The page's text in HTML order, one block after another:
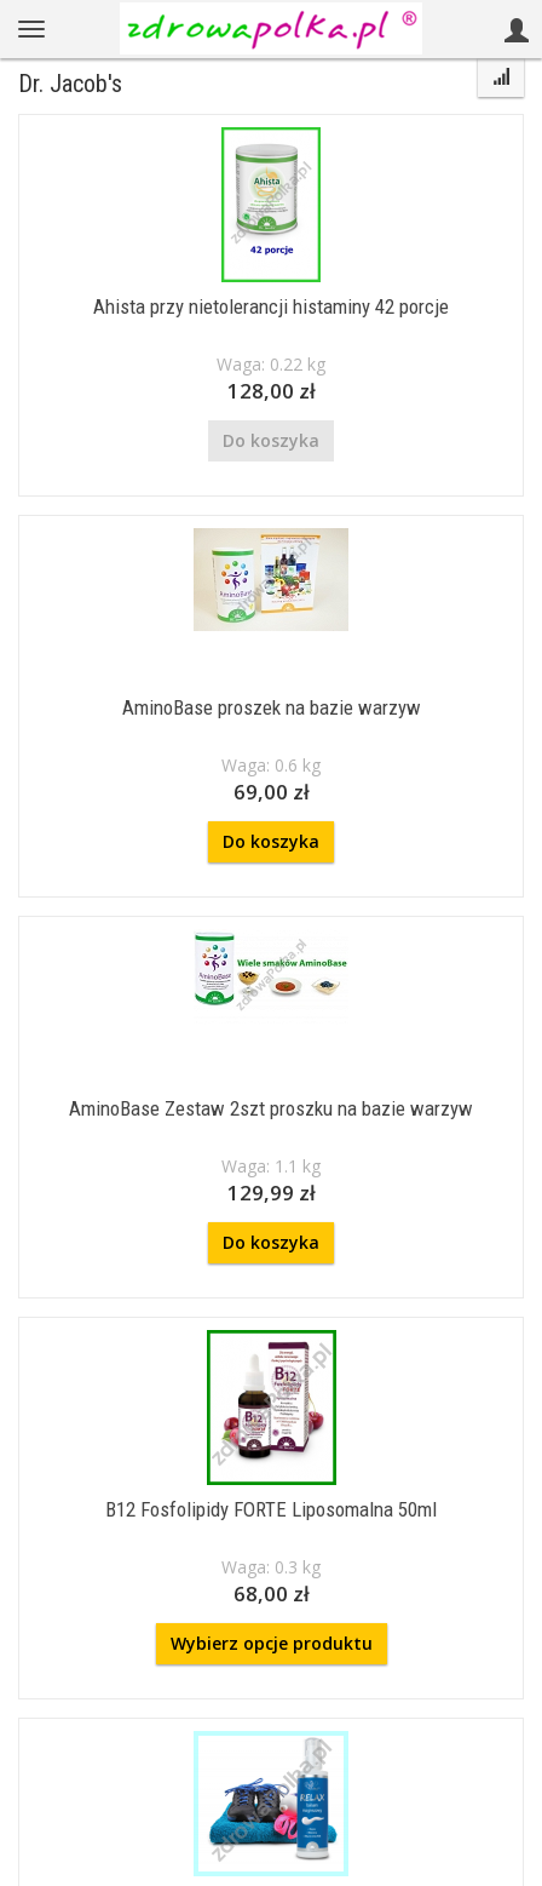
Dr. Jacob's
Ahista przy nietolerancji histaminy 42 porcje
Waga: 0.22 kg
128,00 zł
Do koszyka
AminoBase proszek na bazie warzyw
Waga: 0.6 kg
69,00 zł
Do koszyka
AminoBase Zestaw 2szt proszku na bazie warzyw
Waga: 1.1 kg
129,99 zł
Do koszyka
B12 Fosfolipidy FORTE Liposomalna 50ml
Waga: 0.3 kg
68,00 zł
Wybierz opcje produktu